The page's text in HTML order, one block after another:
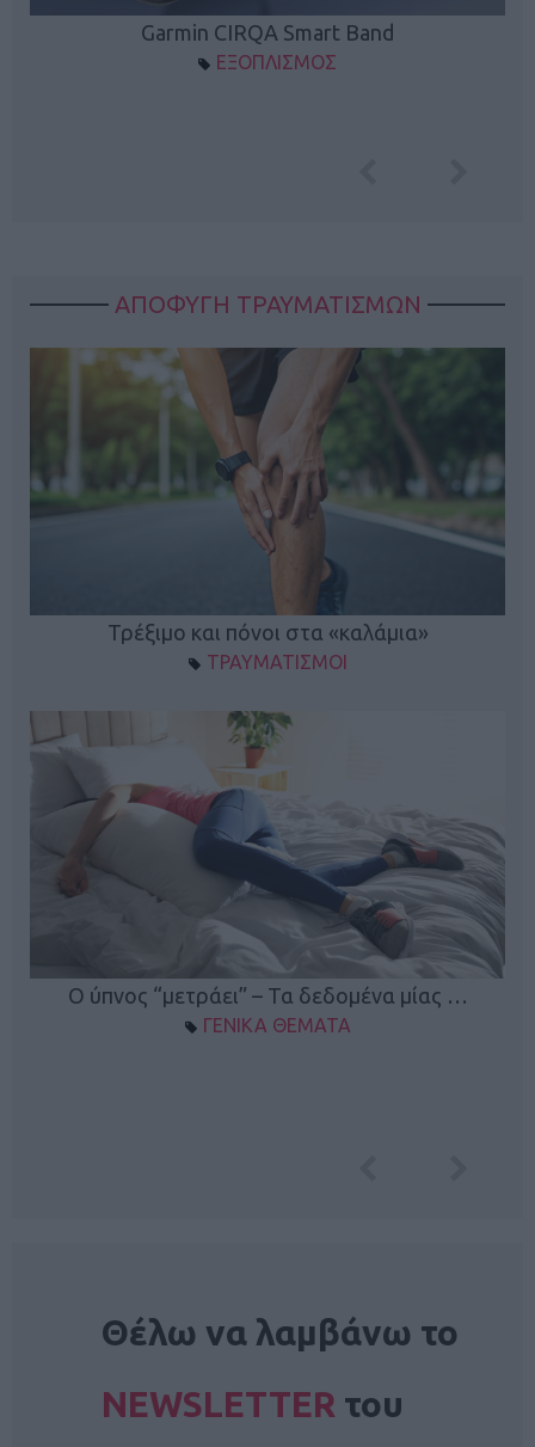
Garmin CIRQA Smart Band
ΕΞΟΠΛΙΣΜΟΣ
ΑΠΟΦΥΓΗ ΤΡΑΥΜΑΤΙΣΜΩΝ
Τρέξιμο και πόνοι στα «καλάμια»
ΤΡΑΥΜΑΤΙΣΜΟΙ
Ο ύπνος “μετράει” – Τα δεδομένα μίας …
ΓΕΝΙΚΑ ΘΕΜΑΤΑ
Θέλω να λαμβάνω το
NEWSLETTER του